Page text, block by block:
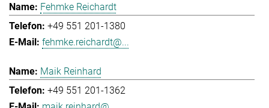
Fehmke Reichardt
+49 551 201-1380
fehmke.reichardt@...
Maik Reinhard
+49 551 201-1362